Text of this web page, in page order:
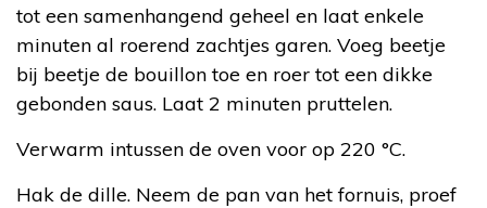
tot een samenhangend geheel en laat enkele
minuten al roerend zachtjes garen. Voeg beetje
bij beetje de bouillon toe en roer tot een dikke
gebonden saus. Laat 2 minuten pruttelen.
Verwarm intussen de oven voor op 220 °C.
Hak de dille. Neem de pan van het fornuis, proef